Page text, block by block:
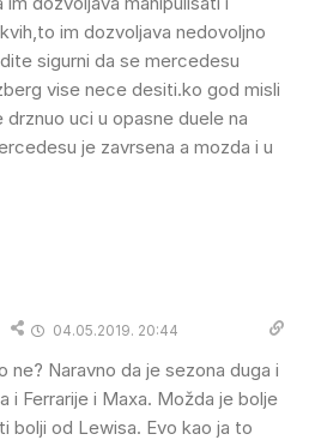
im dozvoljava nedovoljno
sigurni da se mercedesu
vise nece desiti.ko god misli
uci u opasne duele na
je zavrsena a mozda i u
04.05.2019. 20:44
ne? Naravno da je sezona duga i
i Ferrarije i Maxa. Možda je bolje
bolji od Lewisa. Evo kao ja to